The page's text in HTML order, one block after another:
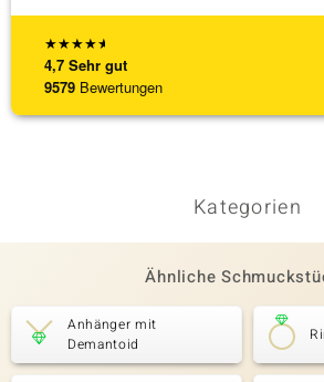
★★★★★
4,7 Sehr gut
9579 Bewertungen
Kategorien
Ähnliche
Anhänger mit
Demantoid